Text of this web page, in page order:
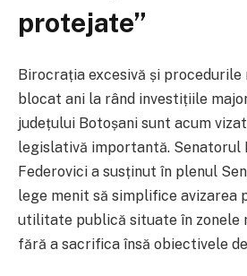
protejate”
Birocrația excesivă și procedurile
blocat ani la rând investițiile
județului Botoșani sunt acum
legislativă importantă. Senatorul
Federovici a susținut în plenul
lege menit să simplifice avizarea
utilitate publică situate în zonele
fără a sacrifica însă obiectivele